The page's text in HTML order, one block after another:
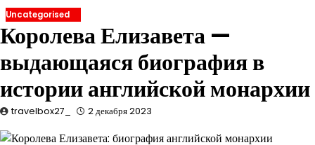
Uncategorised
Королева Елизавета —
выдающаяся биография в
истории английской монархии
travelbox27_ 2 декабря 2023